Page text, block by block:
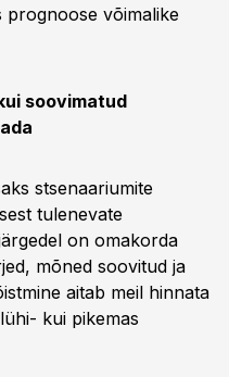
prognoose võimalike
soovimatud
stsenaariumite
tulenevate
on omakorda
mõned soovitud ja
aitab meil hinnata
kui pikemas